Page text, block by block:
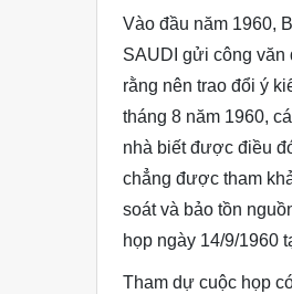
Vào đầu năm 1960,
SAUDI gửi công văn
rằng nên trao đổi ý
tháng 8 năm 1960,
nhà biết được điều
chẳng được tham
soát và bảo tồn
họp ngày 14/9/1960
Tham dự cuộc họp